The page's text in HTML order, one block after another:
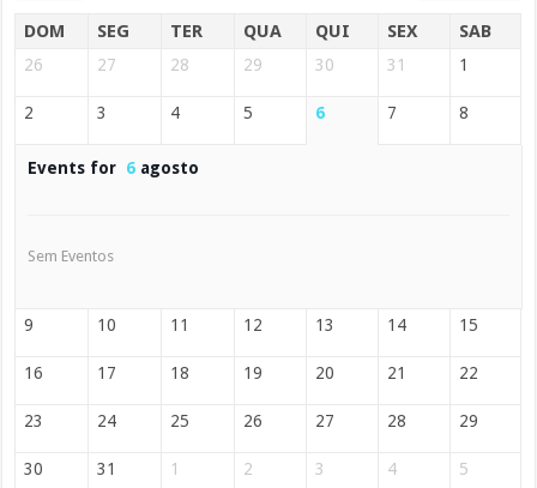
DOM SEG TER QUA QUI SEX SAB
26 27 28 29 30 31 1
2 3 4 5 6 7 8
Events for 6 agosto
Sem Eventos
9 10 11 12 13 14 15
16 17 18 19 20 21 22
23 24 25 26 27 28 29
30 31 1 2 3 4 5